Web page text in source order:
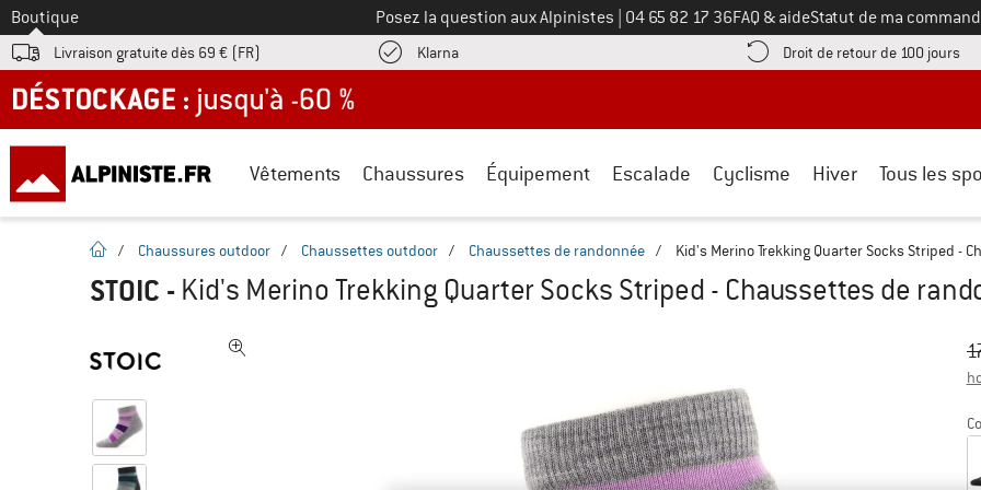
Vers le
Boutique Posez la question aux Alpinistes Appelez-nous au
04 65 82 17 36FAQ & aideStatut de ma
Livraison gratuite dès 69 € (FR) KlarnaTrouve les informations de paiement ici ! Ouvre une boîte d'information
Droit de retour de 100 jours
DÉSTOCKAGE : jusqu'à -60 %
Vêtements Chaussures Équipement Escalade Cyclisme Hiver Tous les
Page d'accueil
/ Chaussures outdoor / Chaussettes outdoor / Chaussettes de randonnée / Kid's Merino Trekking Quarter Socks Striped -
STOIC - Kid's Merino Trekking Quarter Socks Striped - Chaussettes de